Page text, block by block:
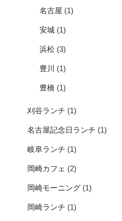
名古屋 (1)
安城 (1)
浜松 (3)
豊川 (1)
豊橋 (1)
刈谷ランチ (1)
名古屋記念日ランチ (1)
岐阜ランチ (1)
岡崎カフェ (2)
岡崎モーニング (1)
岡崎ランチ (1)